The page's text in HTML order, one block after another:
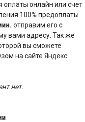
оплаты онлайн или счет
100% предоплаты
отправим его с
вами адресу. Так же
вы сможете
на сайте Яндекс
нет.